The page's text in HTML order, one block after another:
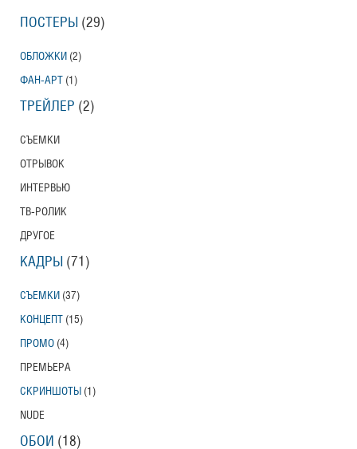
ПОСТЕРЫ (29)
ОБЛОЖКИ (2)
ФАН-АРТ (1)
ТРЕЙЛЕР (2)
СЪЕМКИ
ОТРЫВОК
ИНТЕРВЬЮ
ТВ-РОЛИК
ДРУГОЕ
КАДРЫ (71)
СЪЕМКИ (37)
КОНЦЕПТ (15)
ПРОМО (4)
ПРЕМЬЕРА
СКРИНШОТЫ (1)
NUDE
ОБОИ (18)